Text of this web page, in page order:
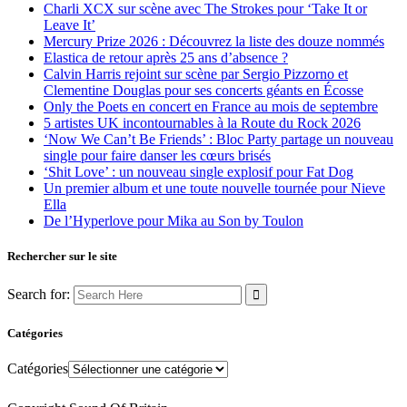
Charli XCX sur scène avec The Strokes pour ‘Take It or
Leave It’
Mercury Prize 2026 : Découvrez la liste des douze nommés
Elastica de retour après 25 ans d’absence ?
Calvin Harris rejoint sur scène par Sergio Pizzorno et
Clementine Douglas pour ses concerts géants en Écosse
Only the Poets en concert en France au mois de septembre
5 artistes UK incontournables à la Route du Rock 2026
‘Now We Can’t Be Friends’ : Bloc Party partage un nouveau
single pour faire danser les cœurs brisés
‘Shit Love’ : un nouveau single explosif pour Fat Dog
Un premier album et une toute nouvelle tournée pour Nieve
Ella
De l’Hyperlove pour Mika au Son by Toulon
Rechercher sur le site
Search for:
Catégories
Catégories